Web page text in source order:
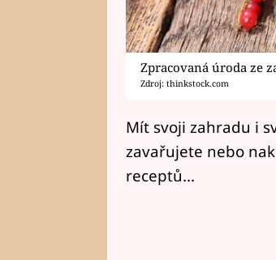
Zpracovaná úroda ze
Zdroj: thinkstock.com
Mít svoji zahradu i
zavařujete nebo
receptů...